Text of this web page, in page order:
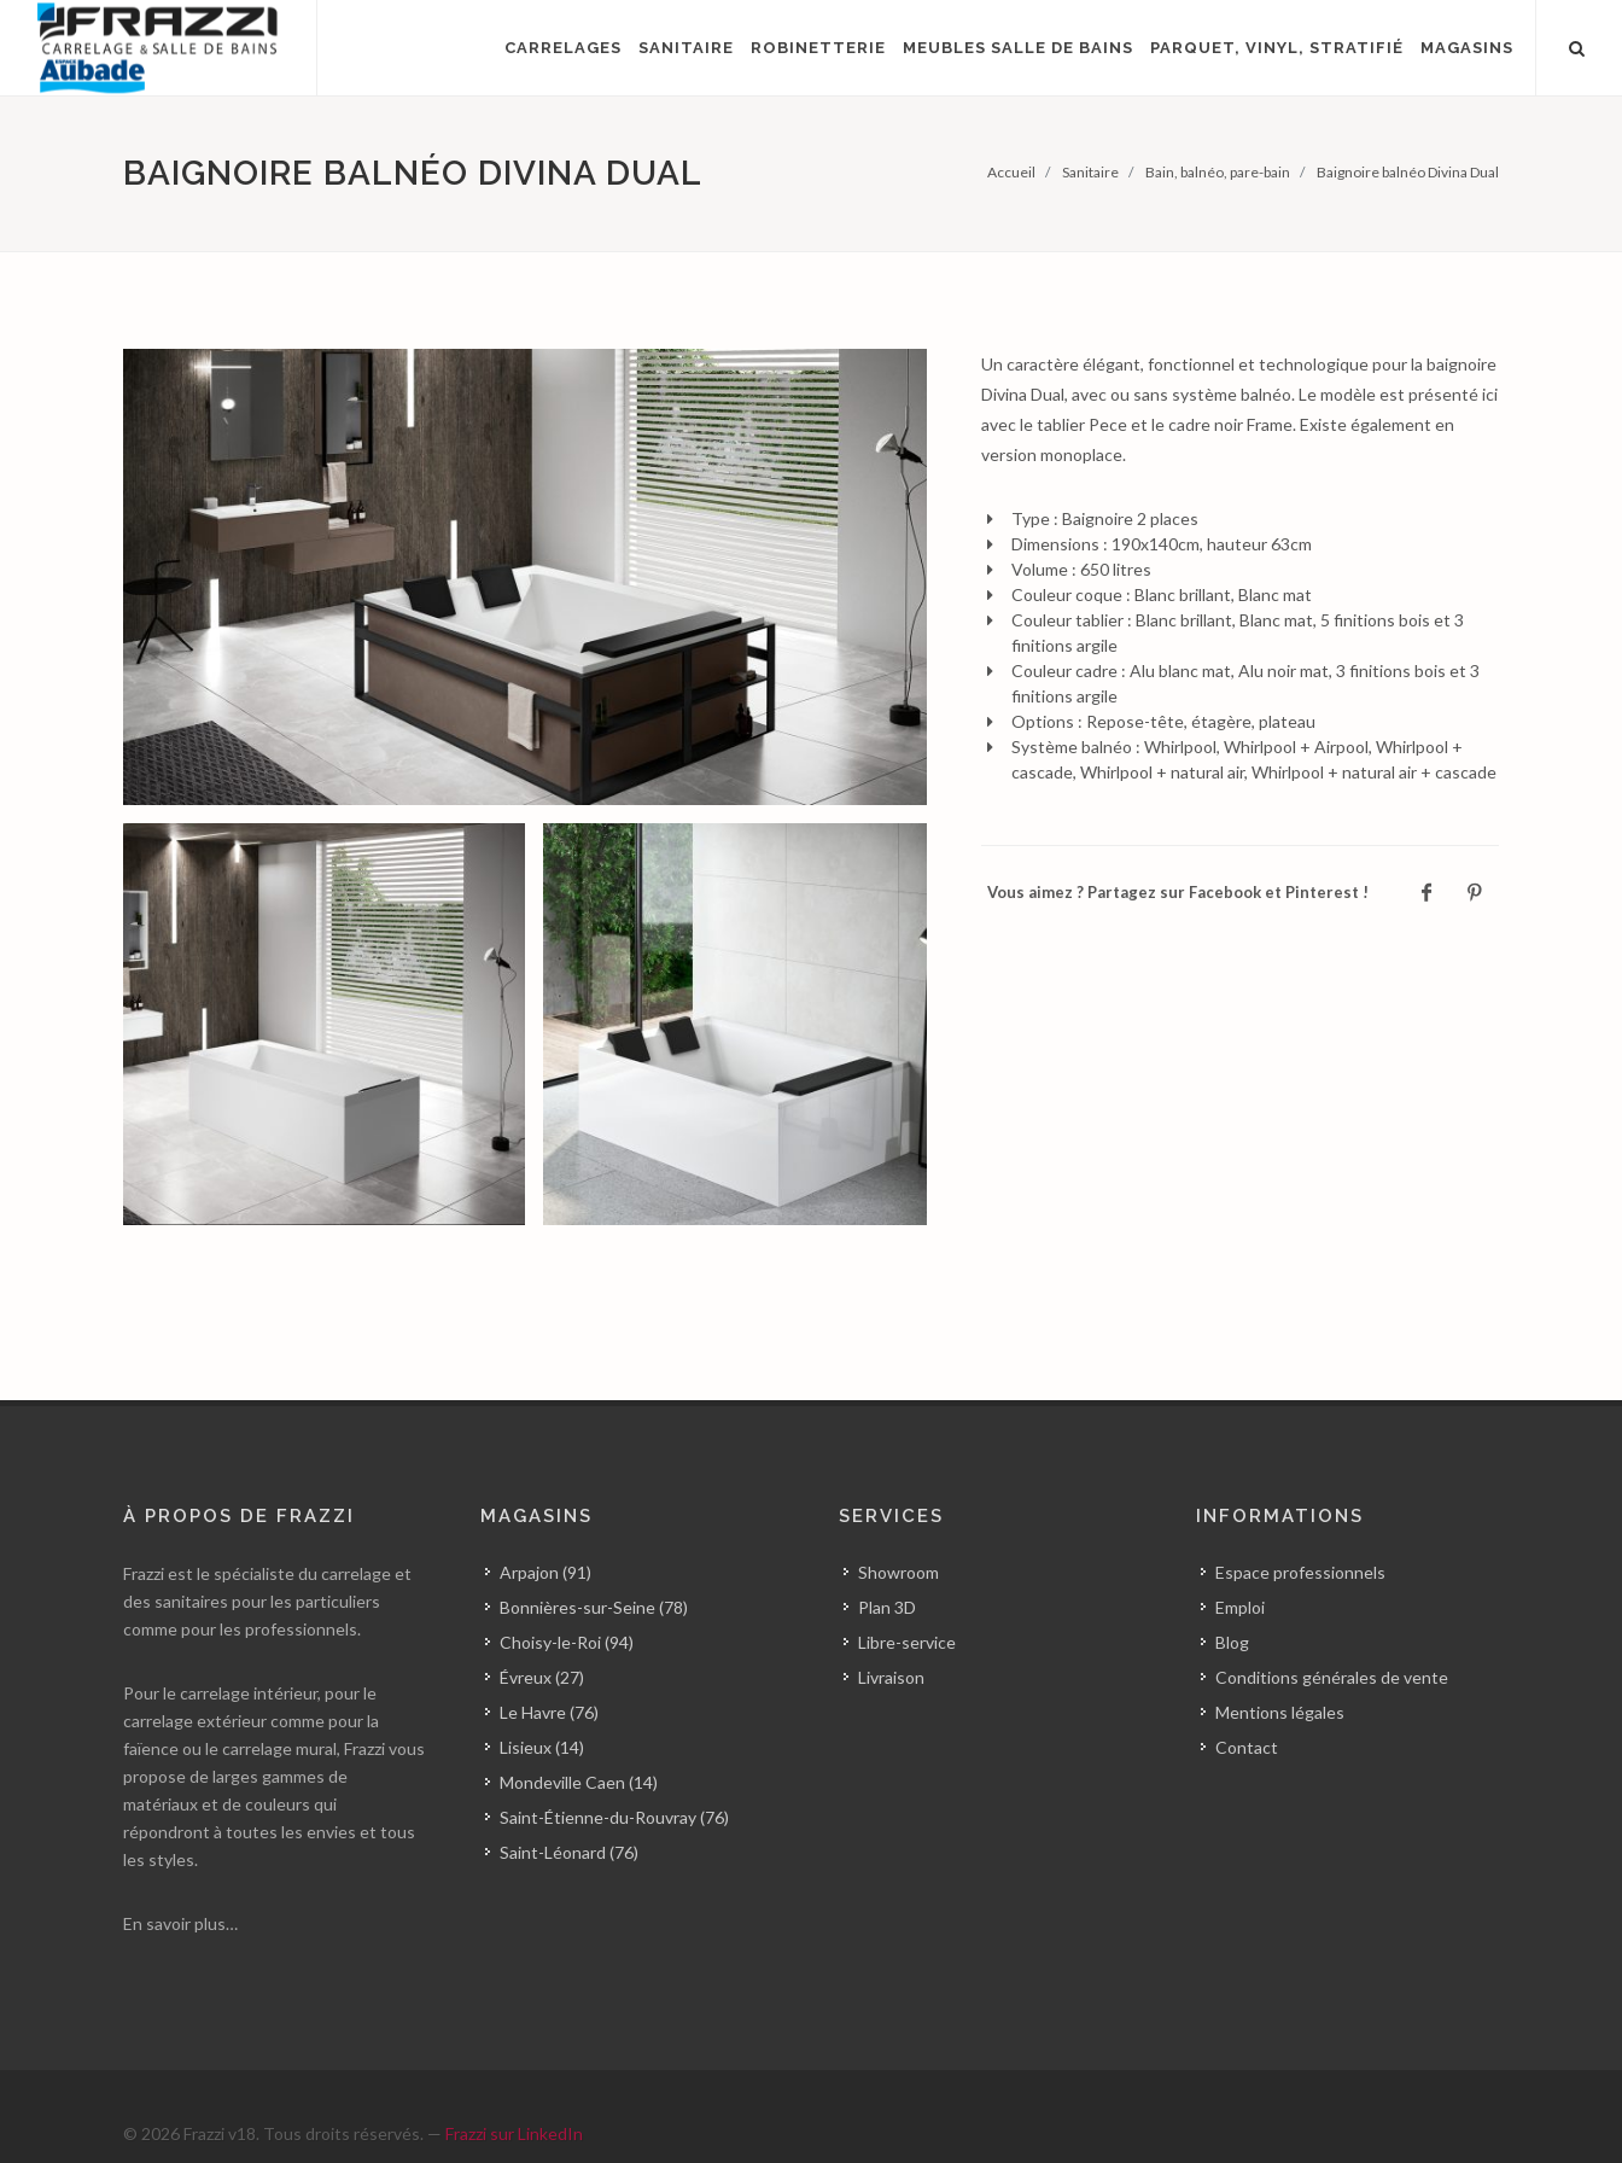
CARRELAGES SANITAIRE ROBINETTERIE MEUBLES SALLE DE BAINS PARQUET, VINYL, STRATIFIÉ MAGASINS
BAIGNOIRE BALNÉO DIVINA DUAL Accueil Sanitaire Bain, balnéo, pare-bain Baignoire balnéo Divina Dual
Un caractère élégant, fonctionnel et technologique pour la baignoire
Divina Dual, avec ou sans système balnéo. Le modèle est présenté ici
avec le tablier Pece et le cadre noir Frame. Existe également en
version monoplace.
Type : Baignoire 2 places
Dimensions : 190x140cm, hauteur 63cm
Volume : 650 litres
Couleur coque : Blanc brillant, Blanc mat
Couleur tablier : Blanc brillant, Blanc mat, 5 finitions bois et 3
finitions argile
Couleur cadre : Alu blanc mat, Alu noir mat, 3 finitions bois et 3
finitions argile
Options : Repose-tête, étagère, plateau
Système balnéo : Whirlpool, Whirlpool + Airpool, Whirlpool +
cascade, Whirlpool + natural air, Whirlpool + natural air + cascade
Vous aimez ? Partagez sur Facebook et Pinterest !
À PROPOS DE FRAZZI
Frazzi est le spécialiste du carrelage et
des sanitaires pour les particuliers
comme pour les professionnels.
Pour le carrelage intérieur, pour le
carrelage extérieur comme pour la
faïence ou le carrelage mural, Frazzi vous
propose de larges gammes de
matériaux et de couleurs qui
répondront à toutes les envies et tous
les styles.
En savoir plus…
MAGASINS
Arpajon (91)
Bonnières-sur-Seine (78)
Choisy-le-Roi (94)
Évreux (27)
Le Havre (76)
Lisieux (14)
Mondeville Caen (14)
Saint-Étienne-du-Rouvray (76)
Saint-Léonard (76)
SERVICES
Showroom
Plan 3D
Libre-service
Livraison
INFORMATIONS
Espace professionnels
Emploi
Blog
Conditions générales de vente
Mentions légales
Contact
© 2026 Frazzi v18. Tous droits réservés. — Frazzi sur LinkedIn